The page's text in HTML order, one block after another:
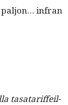
paljon… infran
tasa­tar­if­feil­